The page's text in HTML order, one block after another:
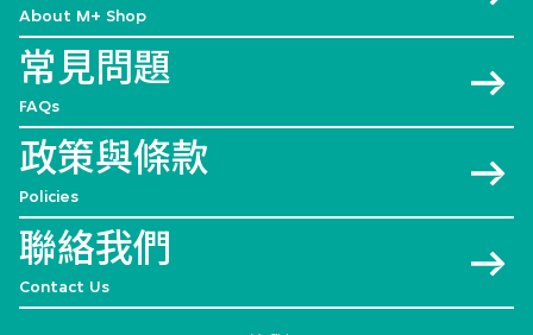
About M+ Shop
常見問題
FAQs
政策與條款
Policies
聯絡我們
Contact Us